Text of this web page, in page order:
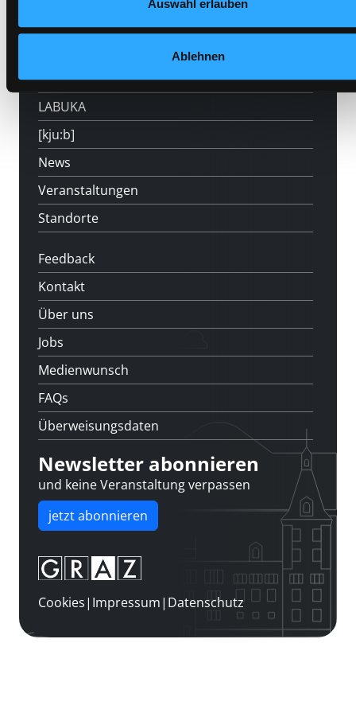
Auswahl erlauben
Ablehnen
Angebote
LABUKA
[kju:b]
News
Veranstaltungen
Standorte
Feedback
Kontakt
Über uns
Jobs
Medienwunsch
FAQs
Überweisungsdaten
Newsletter abonnieren
und keine Veranstaltung verpassen
jetzt abonnieren
Cookies| Impressum| Datenschutz